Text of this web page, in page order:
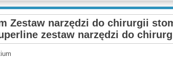
Zestaw narzędzi do chirurgii
zestaw narzędzi do